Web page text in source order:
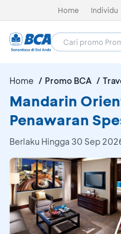
Home Individu
Home Promo BCA
Mandarin
Penawaran
Berlaku Hingga 30 Sep